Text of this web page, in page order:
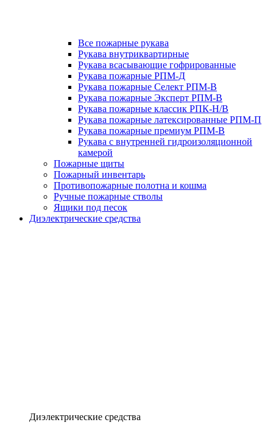
Все пожарные рукава
Рукава внутриквартирные
Рукава всасывающие гофрированные
Рукава пожарные РПМ-Д
Рукава пожарные Селект РПМ-В
Рукава пожарные Эксперт РПМ-В
Рукава пожарные классик РПК-Н/В
Рукава пожарные латексированные РПМ-П
Рукава пожарные премиум РПМ-В
Рукава с внутренней гидроизоляционной
камерой
Пожарные щиты
Пожарный инвентарь
Противопожарные полотна и кошма
Ручные пожарные стволы
Ящики под песок
Диэлектрические средства
Диэлектрические средства